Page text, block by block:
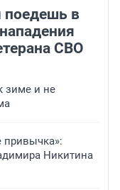
поедешь в
СВО
зиме и не
привычка»:
Никитина